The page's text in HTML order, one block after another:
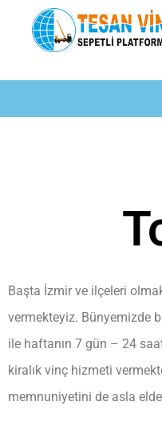
Başta İzmir ve ilçeleri
vermekteyiz. Bünyemizde
ile haftanın 7 gün – 24
kiralık vinç hizmeti
memnuniyetini de asla